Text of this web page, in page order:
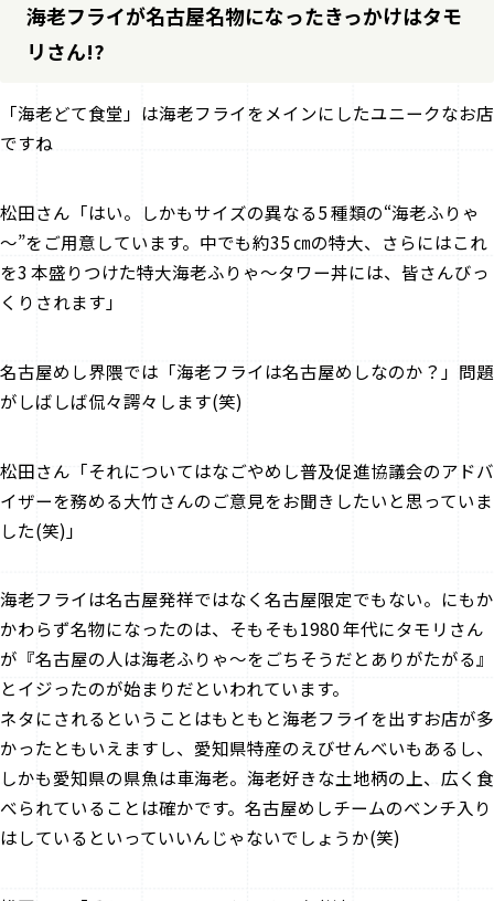
海老フライが名古屋名物になったきっかけはタモ
リさん!?
――「海老どて食堂」は海老フライをメインにしたユニークなお店
ですね
松田さん「はい。しかもサイズの異なる5 種類の“海老ふりゃ
～”をご用意しています。中でも約35 ㎝の特大、さらにはこれ
を3 本盛りつけた特大海老ふりゃ～タワー丼には、皆さんびっ
くりされます」
――名古屋めし界隈では「海老フライは名古屋めしなのか？」問題
がしばしば侃々諤々します(笑)
松田さん「それについてはなごやめし普及促進協議会のアドバ
イザーを務める大竹さんのご意見をお聞きしたいと思っていま
した(笑)」
――海老フライは名古屋発祥ではなく名古屋限定でもない。にもか
かわらず名物になったのは、そもそも1980 年代にタモリさん
が『名古屋の人は海老ふりゃ～をごちそうだとありがたがる』
とイジったのが始まりだといわれています。
ネタにされるということはもともと海老フライを出すお店が多
かったともいえますし、愛知県特産のえびせんべいもあるし、
しかも愛知県の県魚は車海老。海老好きな土地柄の上、広く食
べられていることは確かです。名古屋めしチームのベンチ入り
はしているといっていいんじゃないでしょうか(笑)